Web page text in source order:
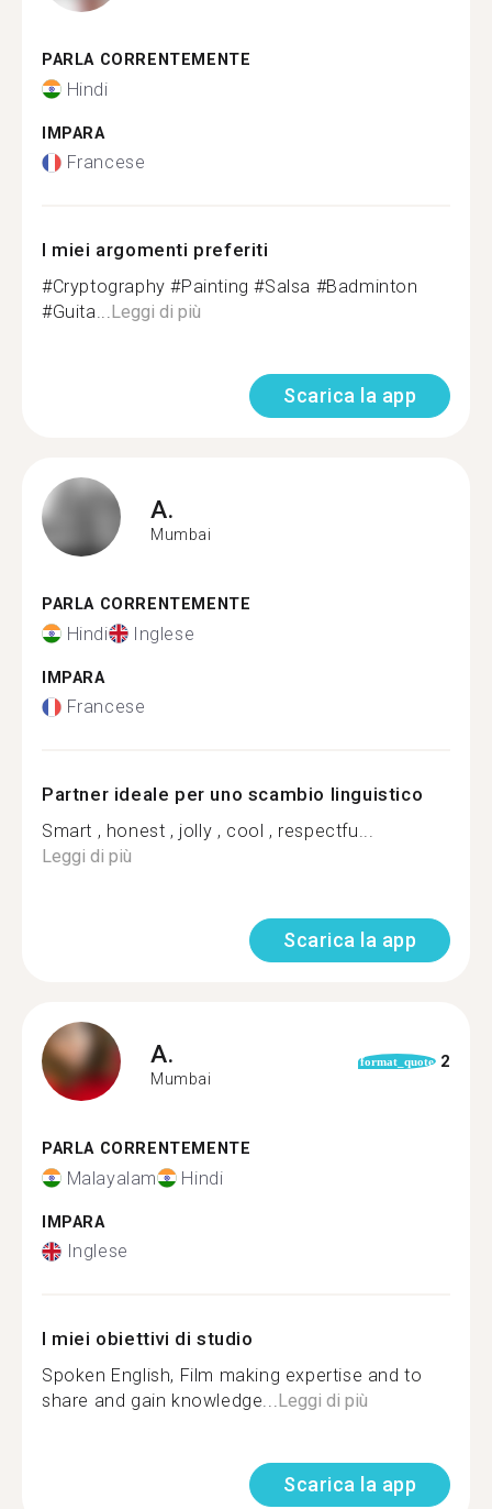
PARLA CORRENTEMENTE
Hindi
IMPARA
Francese
I miei argomenti preferiti
#Cryptography #Painting #Salsa #Badminton
#Guita...Leggi di più
Scarica la app
A.
Mumbai
PARLA CORRENTEMENTE
Hindi Inglese
IMPARA
Francese
Partner ideale per uno scambio linguistico
Smart , honest , jolly , cool , respectfu...
Leggi di più
Scarica la app
A.
Mumbai
format_quote 2
PARLA CORRENTEMENTE
Malayalam Hindi
IMPARA
Inglese
I miei obiettivi di studio
Spoken English, Film making expertise and to
share and gain knowledge...Leggi di più
Scarica la app